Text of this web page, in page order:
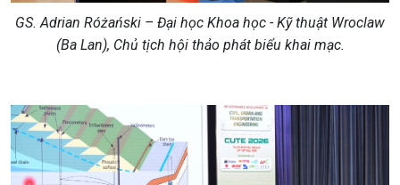
GS. Adrian Różański – Đại học Khoa học - Kỹ thuật Wroclaw
(Ba Lan), Chủ tịch hội thảo phát biểu khai mạc.